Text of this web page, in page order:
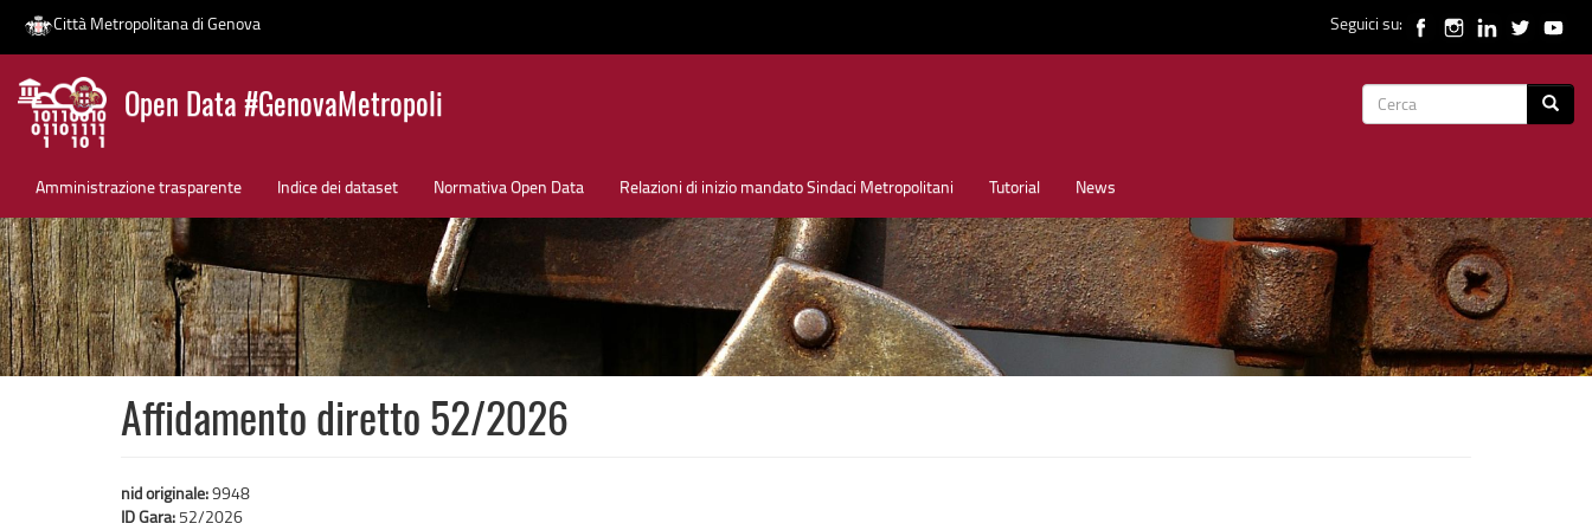
Salta
contenuto
Città Metropolitana di Genova Seguici su:
Open Data #GenovaMetropoli
Form
Amministrazione trasparente Indice dei dataset Normativa Open Data Relazioni di inizio mandato Sindaci Metropolitani Tutorial News
News
Affidamento diretto 52/2026
nid originale:9948
ID Gara: 52/2026